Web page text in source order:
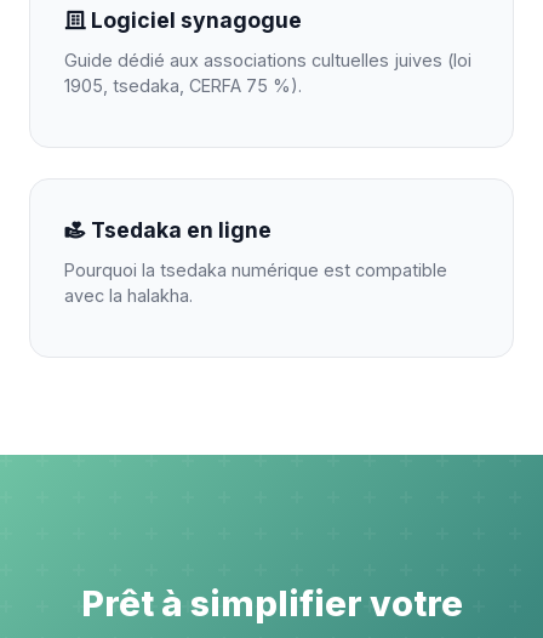
Logiciel synagogue
Guide dédié aux associations cultuelles juives (loi
1905, tsedaka, CERFA 75 %).
Tsedaka en ligne
Pourquoi la tsedaka numérique est compatible
avec la halakha.
Prêt à simplifier votre